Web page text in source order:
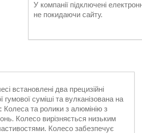
У компанії підключені
не покидаючи сайту.
встановлені два прецизійні
суміші та вулканізована на
Колеса та ролики з алюмінію з
Колесо вирізняється низьким
Колесо забезпечує